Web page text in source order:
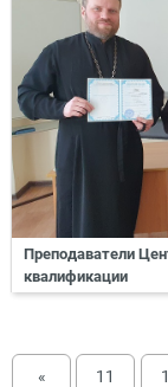
Преподаватели
квалификации
« 11